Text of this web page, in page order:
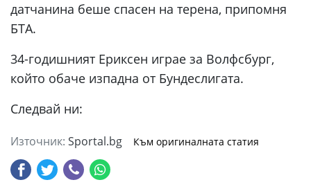
датчанина беше спасен на терена, припомня
БТА.
34-годишният Ериксен играе за Волфсбург,
който обаче изпадна от Бундеслигата.
Следвай ни:
Източник: Sportal.bg Към оригиналната статия